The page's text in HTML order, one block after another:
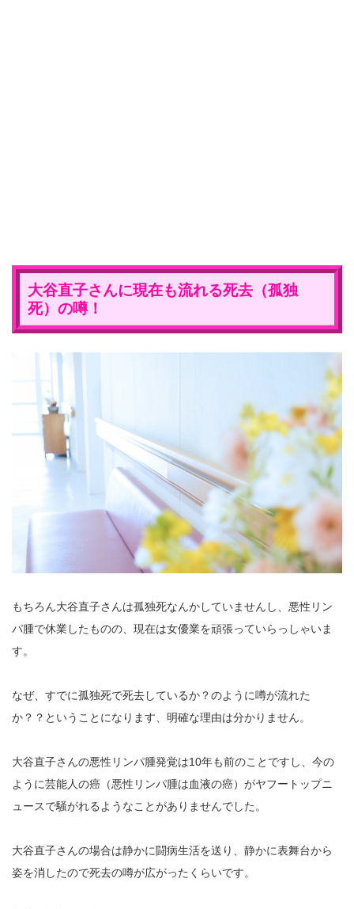
大谷直子さんに現在も流れる死去（孤独
死）の噂！
もちろん大谷直子さんは孤独死なんかしていませんし、悪性リン
パ腫で休業したものの、現在は女優業を頑張っていらっしゃいま
す。
なぜ、すでに孤独死で死去しているか？のように噂が流れた
か？？ということになります、明確な理由は分かりません。
大谷直子さんの悪性リンパ腫発覚は10年も前のことですし、今の
ように芸能人の癌（悪性リンパ腫は血液の癌）がヤフートップニ
ュースで騒がれるようなことがありませんでした。
大谷直子さんの場合は静かに闘病生活を送り、静かに表舞台から
姿を消したので死去の噂が広がったくらいです。